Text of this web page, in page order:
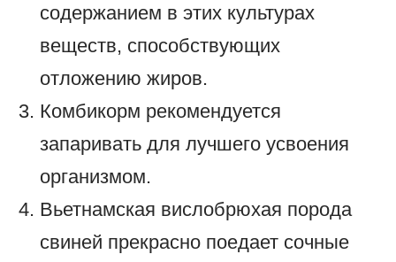
содержанием в этих культурах
веществ, способствующих
отложению жиров.
Комбикорм рекомендуется
запаривать для лучшего усвоения
организмом.
Вьетнамская вислобрюхая порода
свиней прекрасно поедает сочные